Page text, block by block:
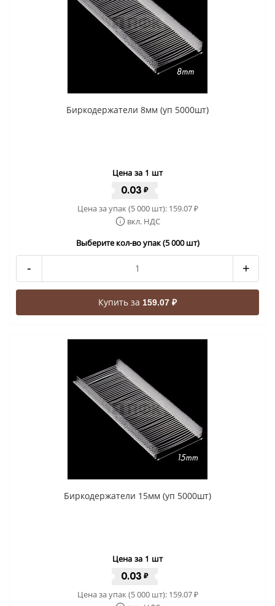
Биркодержатели 8мм (уп 5000шт)
Цена за 1 шт
0.03 ₽
Цена за упак (5 000 шт): 159.07₽
вкл. НДС
Выберите кол-во упак (5 000 шт)
- +
Купить за 159.07 ₽
Биркодержатели 15мм (уп 5000шт)
Цена за 1 шт
0.03 ₽
Цена за упак (5 000 шт): 159.07₽